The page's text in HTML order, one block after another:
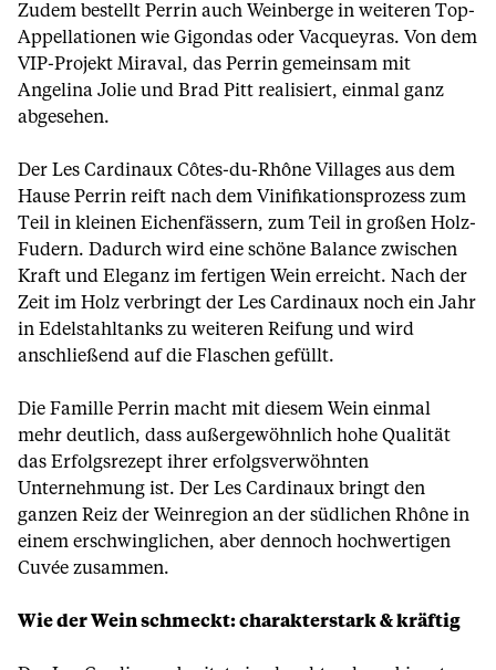
Zudem bestellt Perrin auch Weinberge in weiteren Top-
Appellationen wie Gigondas oder Vacqueyras. Von dem
VIP-Projekt Miraval, das Perrin gemeinsam mit
Angelina Jolie und Brad Pitt realisiert, einmal ganz
abgesehen.
Der Les Cardinaux Côtes-du-Rhône Villages aus dem
Hause Perrin reift nach dem Vinifikationsprozess zum
Teil in kleinen Eichenfässern, zum Teil in großen Holz-
Fudern. Dadurch wird eine schöne Balance zwischen
Kraft und Eleganz im fertigen Wein erreicht. Nach der
Zeit im Holz verbringt der Les Cardinaux noch ein Jahr
in Edelstahltanks zu weiteren Reifung und wird
anschließend auf die Flaschen gefüllt.
Die Famille Perrin macht mit diesem Wein einmal
mehr deutlich, dass außergewöhnlich hohe Qualität
das Erfolgsrezept ihrer erfolgsverwöhnten
Unternehmung ist. Der Les Cardinaux bringt den
ganzen Reiz der Weinregion an der südlichen Rhône in
einem erschwinglichen, aber dennoch hochwertigen
Cuvée zusammen.
Wie der Wein schmeckt: charakterstark & kräftig